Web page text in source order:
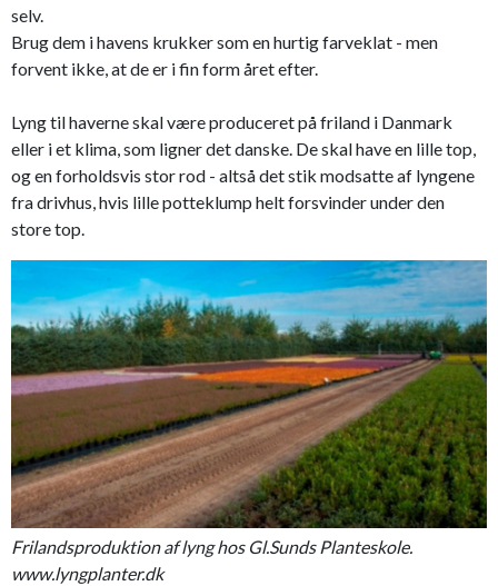
selv.
Brug dem i havens krukker som en hurtig farveklat - men
forvent ikke, at de er i fin form året efter.
Lyng til haverne skal være produceret på friland i Danmark
eller i et klima, som ligner det danske. De skal have en lille top,
og en forholdsvis stor rod - altså det stik modsatte af lyngene
fra drivhus, hvis lille potteklump helt forsvinder under den
store top.
Frilandsproduktion af lyng hos Gl.Sunds Planteskole.
www.lyngplanter.dk